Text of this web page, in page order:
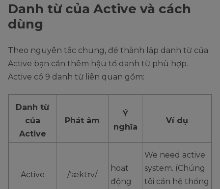
Danh từ của Active và cách
dùng
Theo nguyên tắc chung, để thành lập danh từ của
Active bạn cần thêm hậu tố danh từ phù hợp.
Active có 9 danh từ liên quan gồm:
Danh từ
của
Active
Phát âm
Ý
nghĩa
Ví dụ
Active /ˈæktɪv/
hoạt
động
We need active
system. (Chúng
tôi cần hệ thống